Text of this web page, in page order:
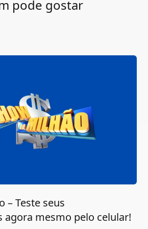
pode gostar
– Teste seus
agora mesmo pelo celular!